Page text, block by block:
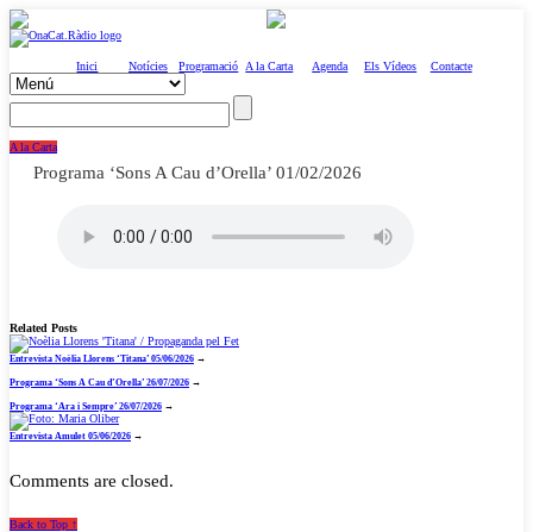
Inici Notícies Programació A la Carta Agenda Els Vídeos Contacte
A la Carta
Programa ‘Sons A Cau d’Orella’ 01/02/2026
Related Posts
Entrevista Noèlia Llorens ‘Titana’ 05/06/2026 →
Programa ‘Sons A Cau d’Orella’ 26/07/2026 →
Programa ‘Ara i Sempre’ 26/07/2026 →
Entrevista Amulet 05/06/2026 →
Comments are closed.
Back to Top ↑